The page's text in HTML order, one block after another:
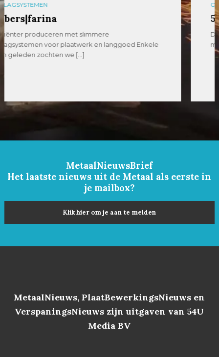
OPLAGE
54U Media
De uitgever met het hoogste bereik in de metaal
met de titels MetaalNieuws, VerspaningsNieuws […]
MetaalNieuwsBrief
Het laatste nieuws uit de Metaal als eerste in
je mailbox?
Klik hier om je aan te melden
MetaalNieuws, PlaatBewerkingsNieuws en
VerspaningsNieuws zijn uitgaven van 54U
Media BV